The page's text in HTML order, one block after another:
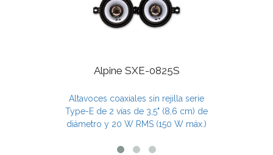
Alpine SXE-0825S
Altavoces coaxiales sin rejilla serie
Type-E de 2 vías de 3,5" (8,6 cm) de
diámetro y 20 W RMS (150 W máx.)